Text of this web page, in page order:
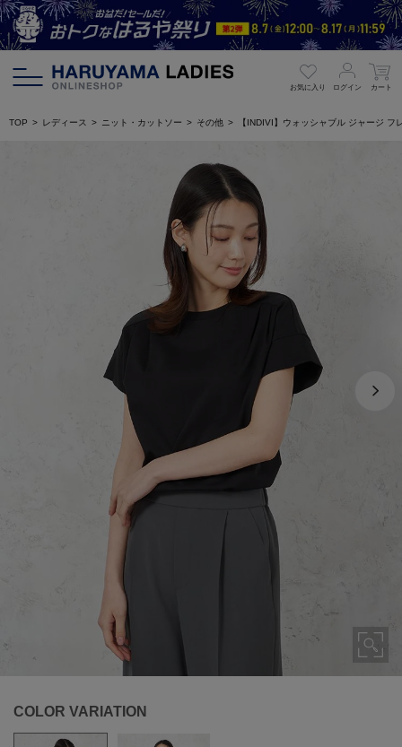
お気に入り ログイン カート
TOP レディース ニット・カットソー その他 【INDIVI】ウォッシャブル ジャージ
COLOR VARIATION